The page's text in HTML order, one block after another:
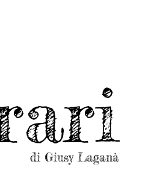
di Giusy Laganà